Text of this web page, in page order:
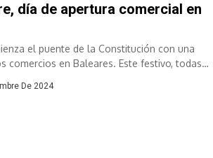
día de apertura comercial en
el puente de la Constitución con una
comercios en Baleares. Este festivo, todas
De 2024